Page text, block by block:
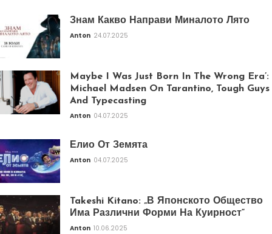
Знам Какво Направи Миналото Лято
Anton 24.07.2025
Maybe I Was Just Born In The Wrong Era’:
Michael Madsen On Tarantino, Tough Guys
And Typecasting
Anton 04.07.2025
Елио От Земята
Anton 04.07.2025
Takeshi Kitano: „В Японското Общество
Има Различни Форми На Куирност“
Anton 10.06.2025